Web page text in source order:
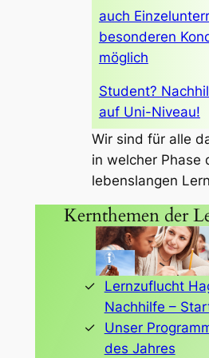
auch
besonderen
möglich
Student?
auf Uni-Niveau!
Wir sind für alle
in welcher Phase
lebenslangen
Kernthemen der
Lernzuflucht
Nachhilfe –
Unser
des Jahres